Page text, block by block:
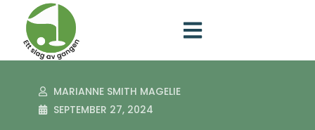
MARIANNE SMITH MAGELIE
SEPTEMBER 27, 2024